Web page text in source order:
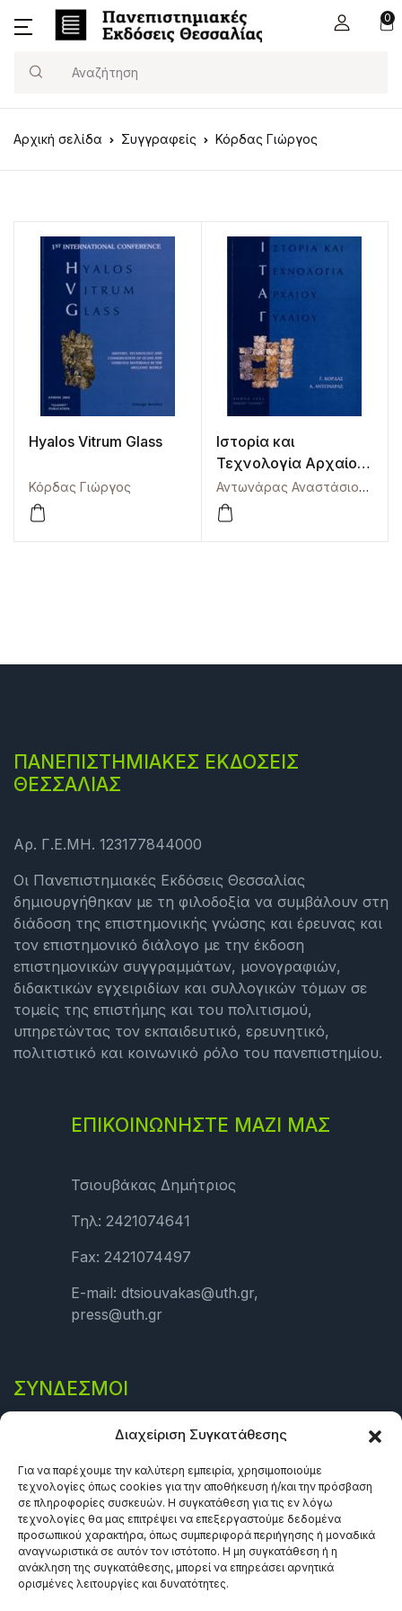
Διαχείριση Συγκατάθεσης
Για να παρέχουμε την καλύτερη εμπειρία, χρησιμοποιούμε
τεχνολογίες όπως cookies για την αποθήκευση ή/και την πρόσβαση
σε πληροφορίες συσκευών. Η συγκατάθεση για τις εν λόγω
τεχνολογίες θα μας επιτρέψει να επεξεργαστούμε δεδομένα
προσωπικού χαρακτήρα, όπως συμπεριφορά περιήγησης ή μοναδικά
αναγνωριστικά σε αυτόν τον ιστότοπο. Η μη συγκατάθεση ή η
ανάκληση της συγκατάθεσης, μπορεί να επηρεάσει αρνητικά
ορισμένες λειτουργίες και δυνατότητες.
0
Search
Αρχική σελίδα Συγγραφείς Κόρδας Γιώργος
Hyalos Vitrum Glass
Κόρδας Γιώργος
Ιστορία και
Τεχνολογία Αρχαίου
Γυαλιού
Αντωνάρας Αναστάσιος,
ΠΑΝΕΠΙΣΤΗΜΙΑΚΕΣ ΕΚΔΟΣΕΙΣ
ΘΕΣΣΑΛΙΑΣ
Αρ. Γ.Ε.ΜΗ. 123177844000
Οι Πανεπιστημιακές Εκδόσεις Θεσσαλίας
δημιουργήθηκαν με τη φιλοδοξία να συμβάλουν στη
διάδοση της επιστημονικής γνώσης και έρευνας και
τον επιστημονικό διάλογο με την έκδοση
επιστημονικών συγγραμμάτων, μονογραφιών,
διδακτικών εγχειριδίων και συλλογικών τόμων σε
τομείς της επιστήμης και του πολιτισμού,
υπηρετώντας τον εκπαιδευτικό, ερευνητικό,
πολιτιστικό και κοινωνικό ρόλο του πανεπιστημίου.
ΕΠΙΚΟΙΝΩΝΗΣΤΕ ΜΑΖΙ ΜΑΣ
Τσιουβάκας Δημήτριος
Τηλ: 2421074641
Fax: 2421074497
E-mail: dtsiouvakas@uth.gr,
press@uth.gr
ΣΎΝΔΕΣΜΟΙ
Πολιτική Cookies (ΕΕ)